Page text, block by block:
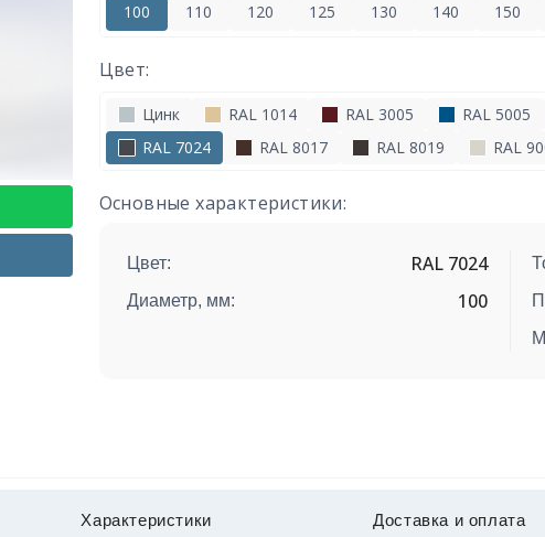
100 110 120 125 130 140 150
Цвет:
Цинк RAL 1014 RAL 3005 RAL 5005
RAL 7024
RAL 8017 RAL 8019 RAL
Основные характеристики:
Цвет: RAL 7024
Диаметр, мм: 100
Характеристики Доставка и оплата